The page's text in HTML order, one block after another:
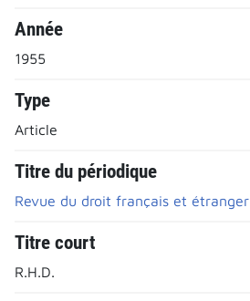
Année
1955
Type
Article
Titre du périodique
Revue du droit français et étranger
Titre court
R.H.D.